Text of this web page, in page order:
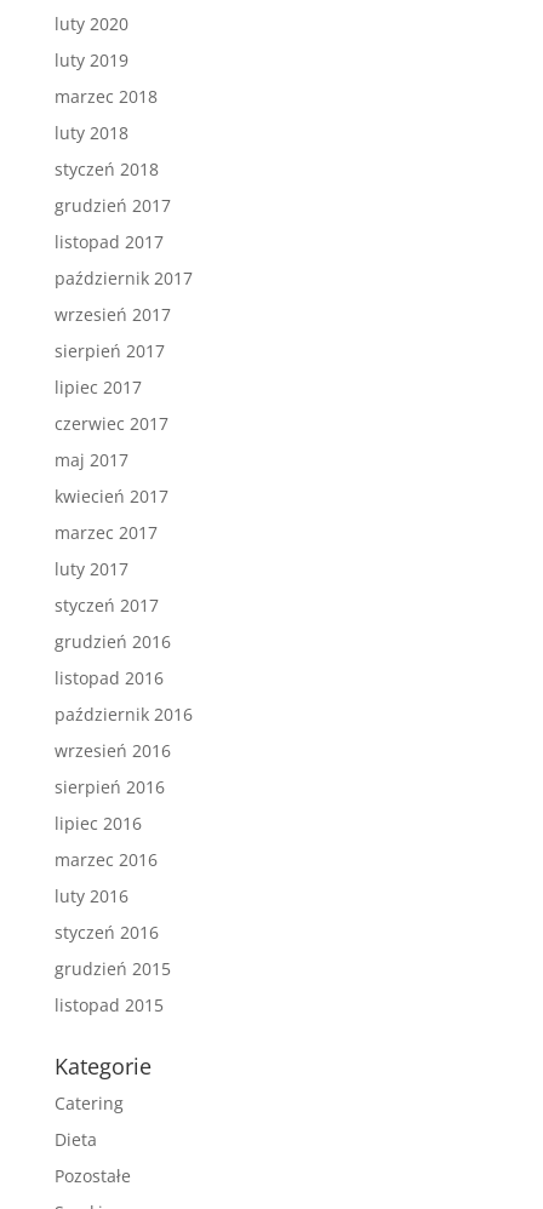
luty 2020
luty 2019
marzec 2018
luty 2018
styczeń 2018
grudzień 2017
listopad 2017
październik 2017
wrzesień 2017
sierpień 2017
lipiec 2017
czerwiec 2017
maj 2017
kwiecień 2017
marzec 2017
luty 2017
styczeń 2017
grudzień 2016
listopad 2016
październik 2016
wrzesień 2016
sierpień 2016
lipiec 2016
marzec 2016
luty 2016
styczeń 2016
grudzień 2015
listopad 2015
Kategorie
Catering
Dieta
Pozostałe